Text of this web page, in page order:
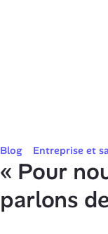
Blog Entreprise et
« Pour
parlons